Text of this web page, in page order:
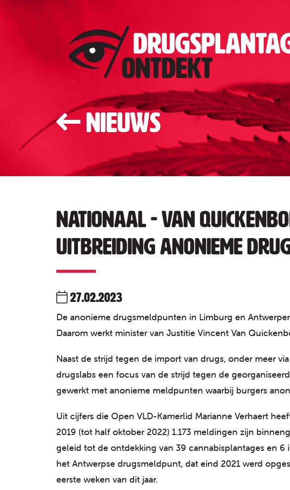
Nieuws
Nationaal - Van
uitbreiding anonieme
27.02.2023
De anonieme drugsmeldpunten in Limburg en
Daarom werkt minister van Justitie Vincent Van
Naast de strijd tegen de import van drugs, onder meer
drugslabs een focus van de strijd tegen de
gewerkt met anonieme meldpunten waarbij burgers
Uit cijfers die Open VLD-Kamerlid Marianne Verhaert
2019 (tot half oktober 2022) 1.173 meldingen zijn
geleid tot de ontdekking van 39 cannabisplantages en
het Antwerpse drugsmeldpunt, dat eind 2021 werd
eerste weken van dit jaar.